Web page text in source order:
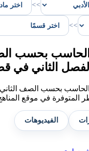
>>
>>
بحسب
الثاني في
بحسب الصف الثاني
المتوفرة في موقع
الفيديوهات